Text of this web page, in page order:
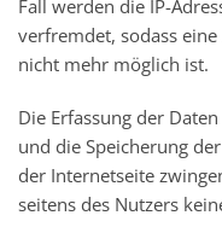
Fall werden die IP-
verfremdet, sodass
nicht mehr möglich ist.
Die Erfassung der
und die Speicherung
der Internetseite
seitens des Nutzers